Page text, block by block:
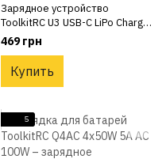
Зарядное устройство
ToolkitRC U3 USB-C LiPo Charger
с разъемом JST-XH
469 грн
Купить
5